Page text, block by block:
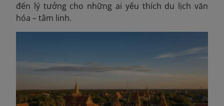
đến lý tưởng cho những ai yêu thích du lịch văn
hóa – tâm linh.